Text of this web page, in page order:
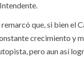
que, si bien el
crecimiento y
pero aun así